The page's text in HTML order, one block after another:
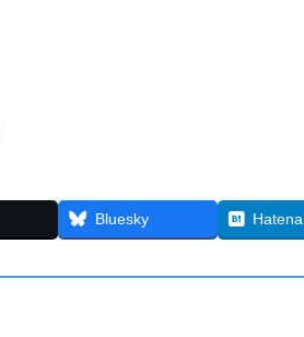
Bluesky Hatena